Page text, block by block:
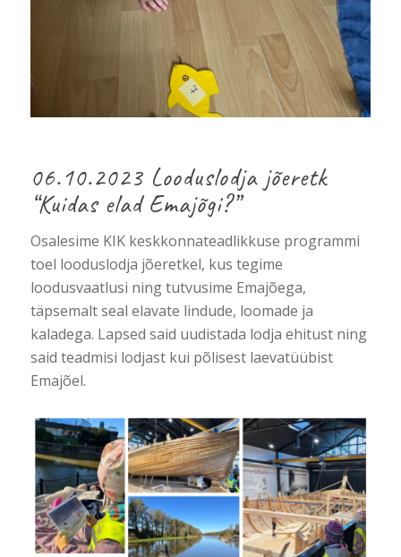
06.10.2023 Looduslodja jõeretk
“Kuidas elad Emajõgi?”
Osalesime KIK keskkonnateadlikkuse programmi
toel looduslodja jõeretkel, kus tegime
loodusvaatlusi ning tutvusime Emajõega,
täpsemalt seal elavate lindude, loomade ja
kaladega. Lapsed said uudistada lodja ehitust ning
said teadmisi lodjast kui põlisest laevatüübist
Emajõel.